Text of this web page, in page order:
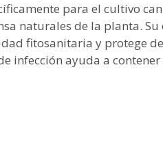
para el cultivo
naturales de la planta. Su
fitosanitaria y protege
infección ayuda a contener